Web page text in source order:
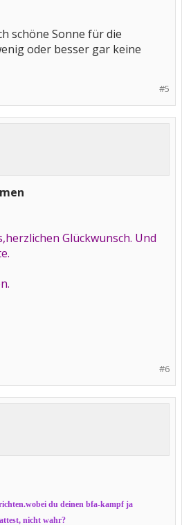
schöne Sonne für die
oder besser gar keine
#5
Glückwunsch. Und
#6
du deinen bfa-kampf ja
nicht wahr?